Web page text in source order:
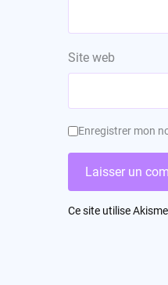
Site web
Enregistrer mon
Ce site utilise